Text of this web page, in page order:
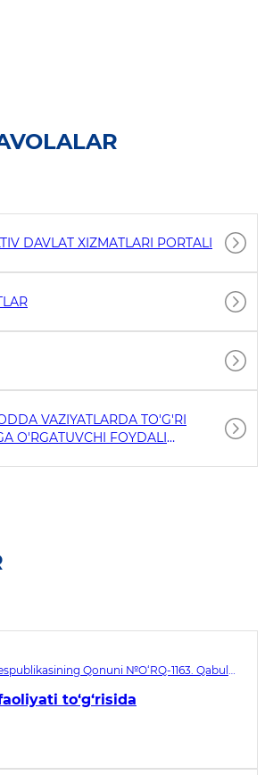
DAVLAT XIZMATLARI PORTALI
VAZIYATLARDA TO'G'RI
O'RGATUVCHI FOYDALI
Qonuni №O‘RQ-1163. Qabul
to‘g‘risida